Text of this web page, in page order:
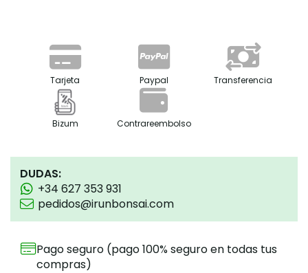
Tarjeta Paypal Transferencia
Bizum Contrareembolso
DUDAS:
+34 627 353 931
pedidos@irunbonsai.com
Pago seguro (pago 100% seguro en todas tus
compras)